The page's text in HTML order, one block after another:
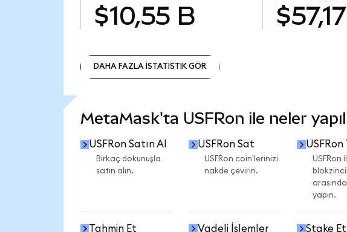
$10,55 B
DAHA FAZLA İSTATİSTİK GÖR
MetaMask'ta USFRon ile neler
USFRon Satın Al
Birkaç dokunuşla
satın alın.
USFRon Sat
USFRon coin'lerinizi
nakde çevirin.
USFRon
USFRon
yapın.
Tahmin Et Vadeli İşlemler Stake Et